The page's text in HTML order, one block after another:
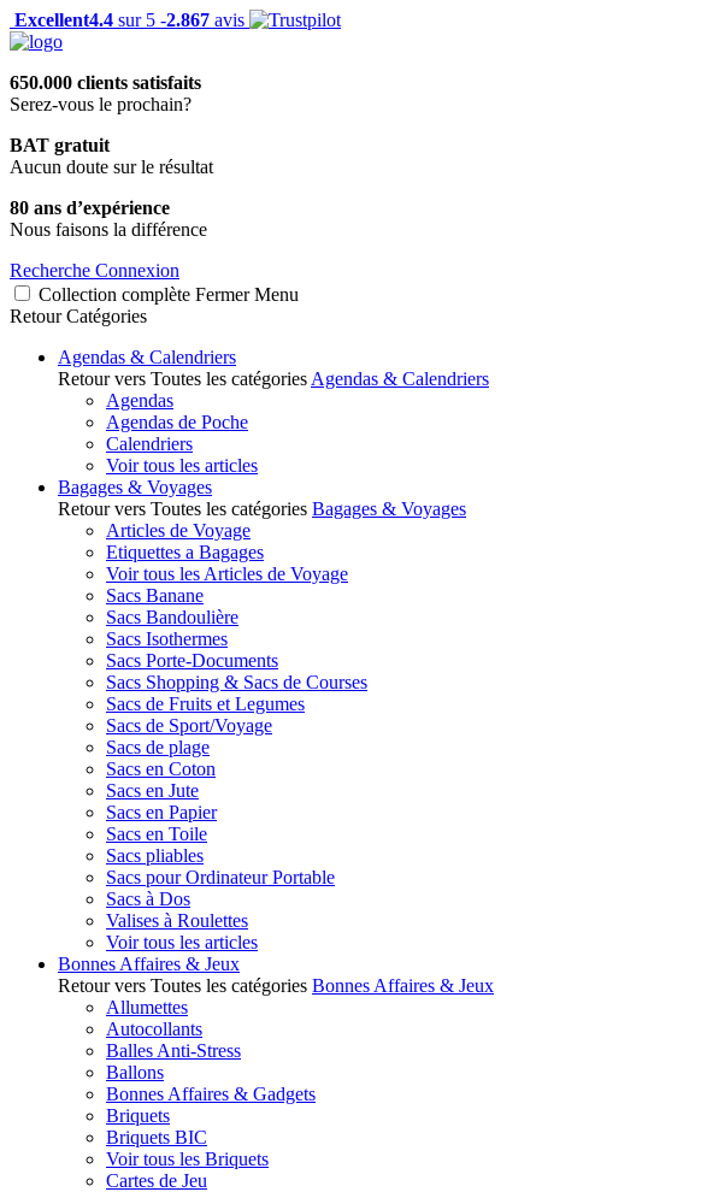
Excellent4.4 sur 5 -2.867 avis
650.000 clients satisfaits
Serez-vous le prochain?
BAT gratuit
Aucun doute sur le résultat
80 ans d’expérience
Nous faisons la différence
Recherche Connexion
Collection complète Fermer Menu
Retour Catégories
Agendas & Calendriers
Retour vers Toutes les catégories Agendas & Calendriers
Agendas
Agendas de Poche
Calendriers
Voir tous les articles
Bagages & Voyages
Retour vers Toutes les catégories Bagages & Voyages
Articles de Voyage
Etiquettes a Bagages
Voir tous les Articles de Voyage
Sacs Banane
Sacs Bandoulière
Sacs Isothermes
Sacs Porte-Documents
Sacs Shopping & Sacs de Courses
Sacs de Fruits et Legumes
Sacs de Sport/Voyage
Sacs de plage
Sacs en Coton
Sacs en Jute
Sacs en Papier
Sacs en Toile
Sacs pliables
Sacs pour Ordinateur Portable
Sacs à Dos
Valises à Roulettes
Voir tous les articles
Bonnes Affaires & Jeux
Retour vers Toutes les catégories Bonnes Affaires & Jeux
Allumettes
Autocollants
Balles Anti-Stress
Ballons
Bonnes Affaires & Gadgets
Briquets
Briquets BIC
Voir tous les Briquets
Cartes de Jeu